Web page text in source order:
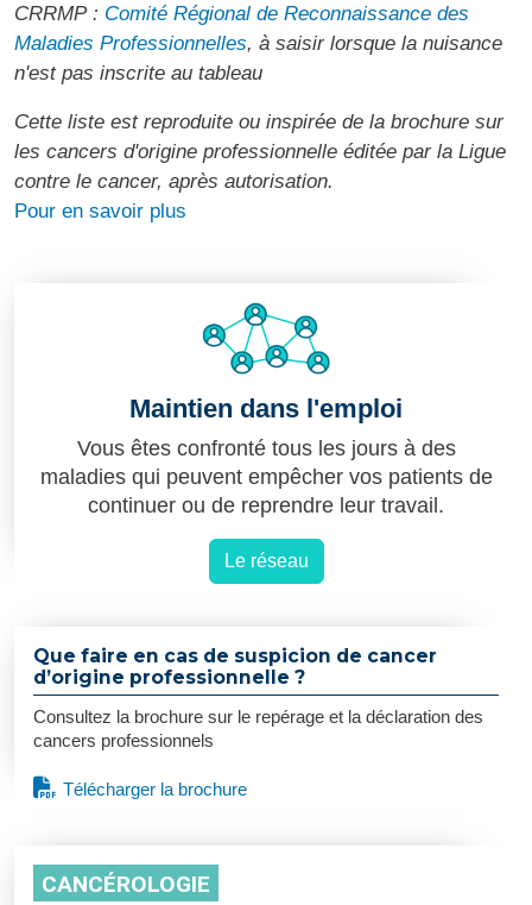
CRRMP : Comité Régional de Reconnaissance des
Maladies Professionnelles, à saisir lorsque la nuisance
n'est pas inscrite au tableau
Cette liste est reproduite ou inspirée de la brochure sur
les cancers d'origine professionnelle éditée par la Ligue
contre le cancer, après autorisation.
Pour en savoir plus
Maintien dans l'emploi
Vous êtes confronté tous les jours à des
maladies qui peuvent empêcher vos patients de
continuer ou de reprendre leur travail.
Le réseau
Que faire en cas de suspicion de cancer
d’origine professionnelle ?
Consultez la brochure sur le repérage et la déclaration des
cancers professionnels
Télécharger la brochure
CANCÉROLOGIE